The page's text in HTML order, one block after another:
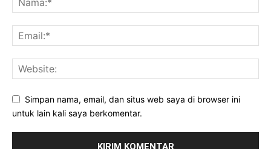
Simpan nama, email, dan situs web saya di browser ini
untuk lain kali saya berkomentar.